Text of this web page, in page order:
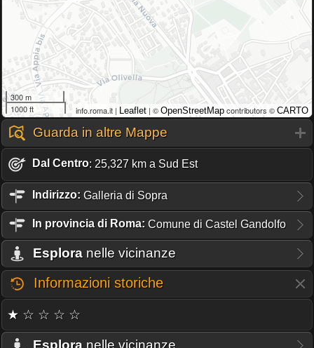
300 m
1000 ft
info.roma.it | Leaflet | © OpenStreetMap contributors © CARTO
Guarda in altre Mappe
Dal Centro: 25,327 km a Sud Est
Indirizzo: Galleria di Sopra
In provincia di Roma: Comune di Castel Gandolfo
Esplora nelle vicinanze
Informazioni storiche
★ ☆ ☆ ☆ ☆
Esplora nelle vicinanze